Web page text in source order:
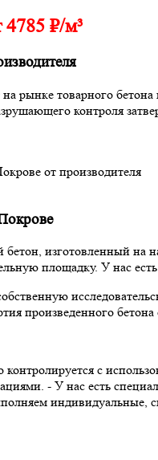
4785 ₽/м³
рынке товарного
контроля
изготовленный на
площадку. У нас
произведенного
с
- У нас есть
индивидуальные,